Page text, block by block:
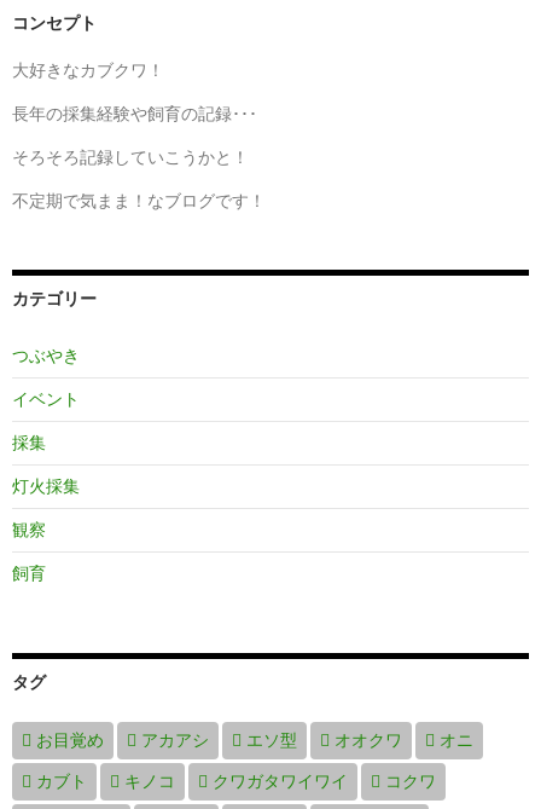
コンセプト
大好きなカブクワ！
長年の採集経験や飼育の記録･･･
そろそろ記録していこうかと！
不定期で気まま！なブログです！
カテゴリー
つぶやき
イベント
採集
灯火採集
観察
飼育
タグ
お目覚め アカアシ エソ型 オオクワ
オニ
カブト
キノコ クワガタワイワイ
コクワ